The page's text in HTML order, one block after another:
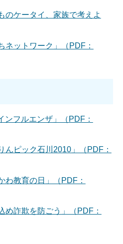
のケータイ、家族で考えよ
ネットワーク」（PDF：
フルエンザ」（PDF：
んピック石川2010」（PDF：
わ教育の日」（PDF：
め詐欺を防ごう」（PDF：